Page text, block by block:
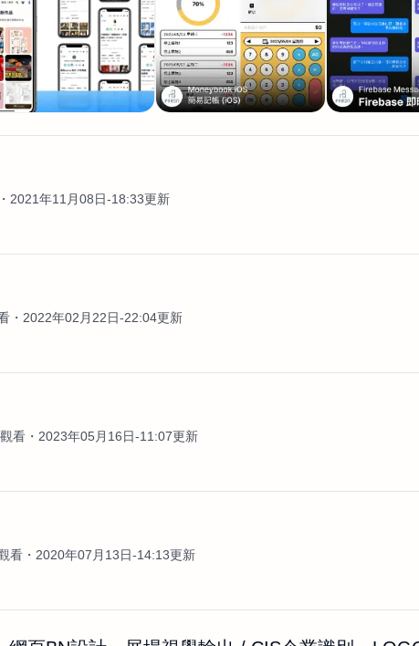
2021年11月08日-18:33更新
2022年02月22日-22:04更新
看
2023年05月16日-11:07更新
看
2020年07月13日-14:13更新